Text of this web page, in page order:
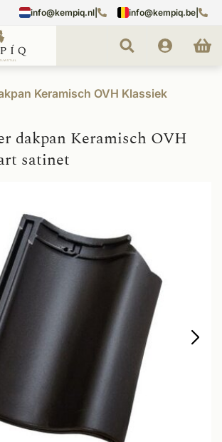
info@kempiq.nl info@kempiq.be
Keramisch OVH Klassiek
dakpan Keramisch OVH
satinet